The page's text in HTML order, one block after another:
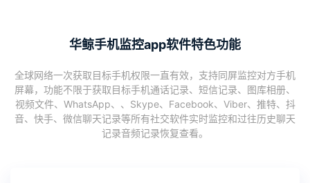
华鲸手机监控app软件特色功能
全球网络一次获取目标手机权限一直有效，支持同屏监控对方手机
屏幕，功能不限于获取目标手机通话记录、短信记录、图库相册、
视频文件、WhatsApp、、Skype、Facebook、Viber、推特、抖
音、快手、微信聊天记录等所有社交软件实时监控和过往历史聊天
记录音频记录恢复查看。